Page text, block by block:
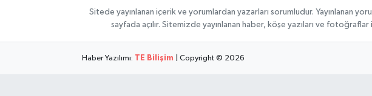
Sitede yayınlanan içerik ve yorumlardan yazarları sorumludur. Yayınlanan
sayfada açılır. Sitemizde yayınlanan haber, köşe yazıları ve
Haber Yazılımı: TE Bilişim | Copyright © 2026